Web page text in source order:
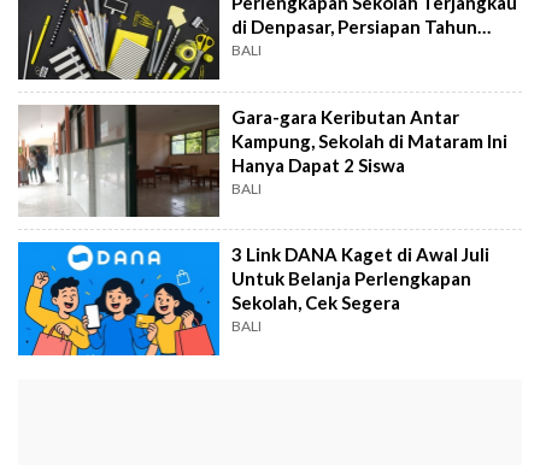
di Denpasar, Persiapan Tahun
Ajaran Baru
BALI
Gara-gara Keributan Antar
Kampung, Sekolah di Mataram Ini
Hanya Dapat 2 Siswa
BALI
3 Link DANA Kaget di Awal Juli
Untuk Belanja Perlengkapan
Sekolah, Cek Segera
BALI